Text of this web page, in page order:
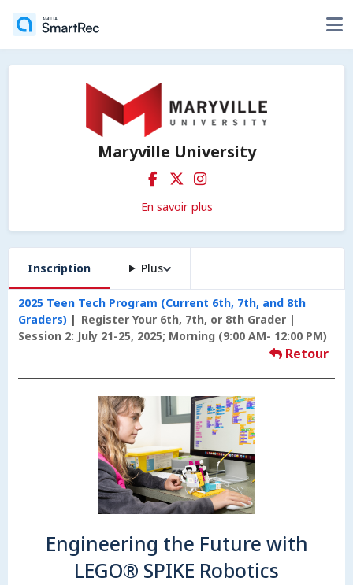
Maryville University
En savoir plus
Inscription Plus
2025 Teen Tech Program (Current 6th, 7th, and 8th
Graders)
Register Your 6th, 7th, or 8th Grader
Session 2: July 21-25, 2025; Morning (9:00 AM- 12:00 PM)
Retour
Engineering the Future with
LEGO® SPIKE Robotics